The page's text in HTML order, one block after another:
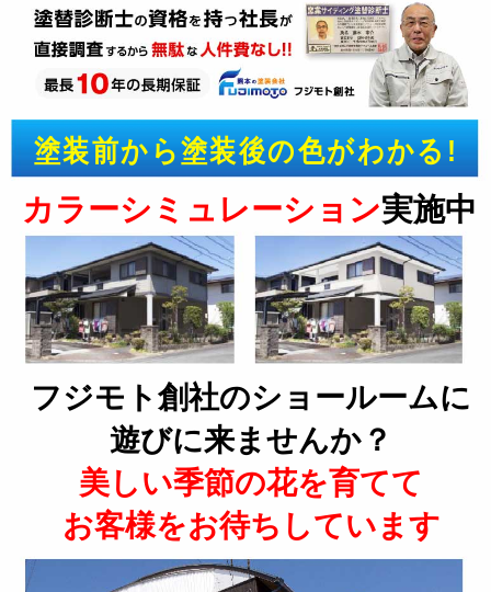
塗装前から塗装後の色がわかる!
カラーシミュレーション実施中
フジモト創社のショールームに
遊びに来ませんか？
美しい季節の花を育てて
お客様をお待ちしています